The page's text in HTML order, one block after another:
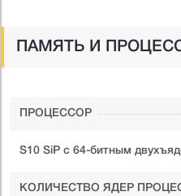
ПАМЯТЬ И
ПРОЦЕССОР
S10 SiP с 64-битным
КОЛИЧЕСТВО ЯДЕР